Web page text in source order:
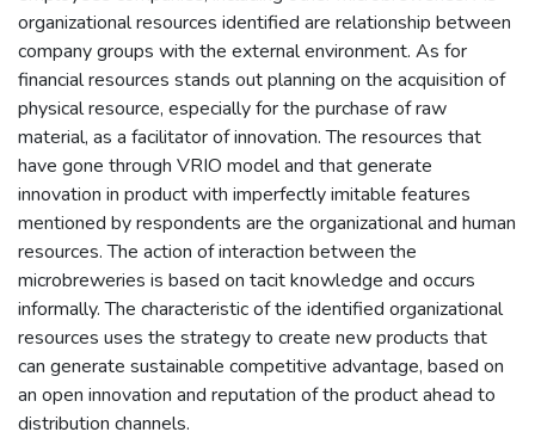
organizational resources identified are relationship between
company groups with the external environment. As for
financial resources stands out planning on the acquisition of
physical resource, especially for the purchase of raw
material, as a facilitator of innovation. The resources that
have gone through VRIO model and that generate
innovation in product with imperfectly imitable features
mentioned by respondents are the organizational and human
resources. The action of interaction between the
microbreweries is based on tacit knowledge and occurs
informally. The characteristic of the identified organizational
resources uses the strategy to create new products that
can generate sustainable competitive advantage, based on
an open innovation and reputation of the product ahead to
distribution channels.